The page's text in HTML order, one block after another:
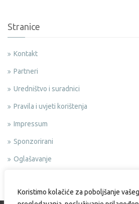
Koristimo kolačiće za poboljšanje
Stranice
Kontakt
Partneri
Uredništvo i suradnici
Pravila i uvjeti korištenja
Impressum
Sponzorirani
Oglašavanje